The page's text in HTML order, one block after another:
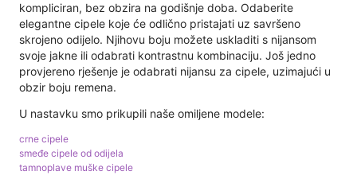
kompliciran, bez obzira na godišnje doba. Odaberite
elegantne cipele koje će odlično pristajati uz savršeno
skrojeno odijelo. Njihovu boju možete uskladiti s nijansom
svoje jakne ili odabrati kontrastnu kombinaciju. Još jedno
provjereno rješenje je odabrati nijansu za cipele, uzimajući u
obzir boju remena.
U nastavku smo prikupili naše omiljene modele:
crne cipele
smeđe cipele od odijela
tamnoplave muške cipele